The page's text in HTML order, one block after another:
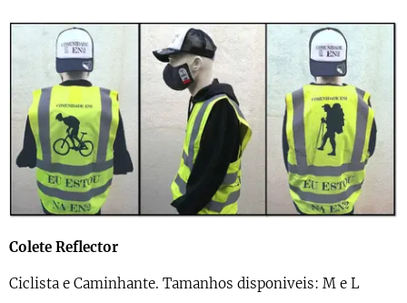
Colete Reflector
Ciclista e Caminhante. Tamanhos disponiveis: M e L